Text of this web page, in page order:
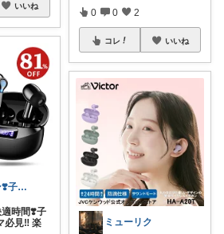
いいね
ピックミン❣️子育てパパママ応援グッズ
時間❣️子
必見‼️ 楽
0 0 2
コレ いいね
ミューリク